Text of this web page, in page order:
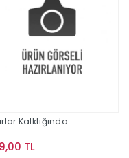
Kalktığında
TL